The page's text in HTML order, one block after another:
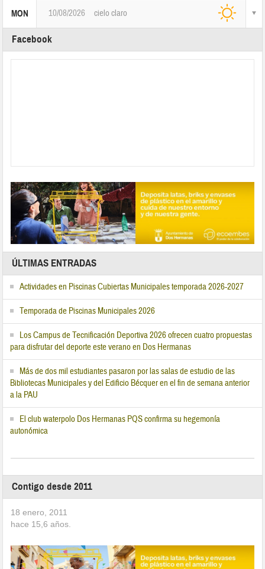
MON 10/08/2026 cielo claro
Facebook
ÚLTIMAS ENTRADAS
Actividades en Piscinas Cubiertas Municipales temporada 2026-2027
Temporada de Piscinas Municipales 2026
Los Campus de Tecnificación Deportiva 2026 ofrecen cuatro propuestas
para disfrutar del deporte este verano en Dos Hermanas
Más de dos mil estudiantes pasaron por las salas de estudio de las
Bibliotecas Municipales y del Edificio Bécquer en el fin de semana anterior
a la PAU
El club waterpolo Dos Hermanas PQS confirma su hegemonía
autonómica
Contigo desde 2011
18 enero, 2011
hace 15,6 años.